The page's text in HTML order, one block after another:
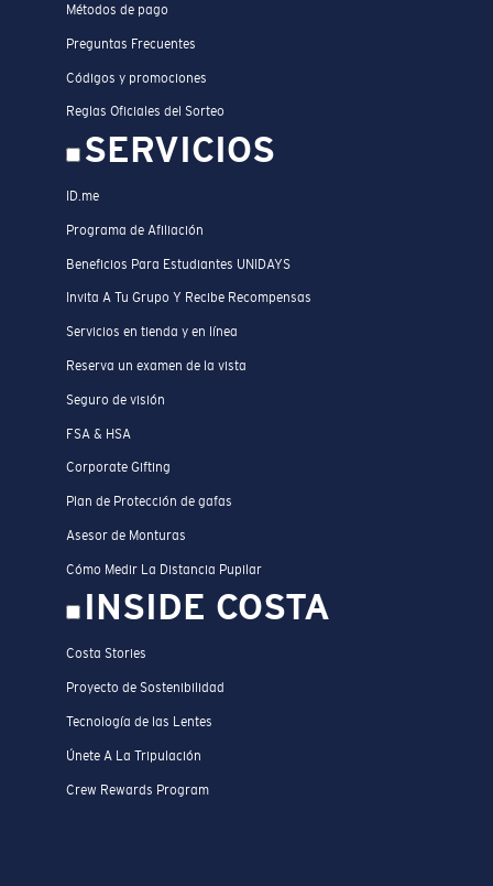
Métodos de pago
Preguntas Frecuentes
Códigos y promociones
Reglas Oficiales del Sorteo
SERVICIOS
ID.me
Programa de Afiliación
Beneficios Para Estudiantes UNIDAYS
Invita A Tu Grupo Y Recibe Recompensas
Servicios en tienda y en línea
Reserva un examen de la vista
Seguro de visión
FSA & HSA
Corporate Gifting
Plan de Protección de gafas
Asesor de Monturas
Cómo Medir La Distancia Pupilar
INSIDE COSTA
Costa Stories
Proyecto de Sostenibilidad
Tecnología de las Lentes
Únete A La Tripulación
Crew Rewards Program